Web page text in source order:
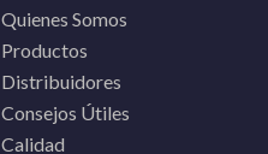
Quienes Somos
Productos
Distribuidores
Consejos Útiles
Calidad